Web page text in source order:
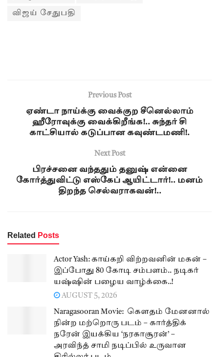
விஜய் சேதுபதி
Previous Post
ஏண்டா நாய்க்கு வைக்குற சீனெல்லாம்
ஹீரோவுக்கு வைக்கிறீங்க!.. சுந்தர் சி
காட்சியால் கடுப்பான கவுண்டமணி!.
Next Post
பிரச்சனை வந்ததும் தனுஷ் என்னை
கோர்த்துவிட்டு எஸ்கேப் ஆயிட்டார்!.. மனம்
திறந்த செல்வராகவன்!..
Related Posts
Actor Yash: காய்கறி விற்றவனின் மகன் –
இப்போது 80 கோடி சம்பளம்.. நடிகர்
யஷ்ஷின் பழைய வாழ்க்கை..!
AUGUST 5, 2026
Naragasooran Movie: கௌதம் மேனனால்
நின்ற மற்றொரு படம் – கார்த்திக்
நரேன் இயக்கிய ‘நரகாசூரன்’ –
அரவிந்த் சாமி நடிப்பில் உருவான